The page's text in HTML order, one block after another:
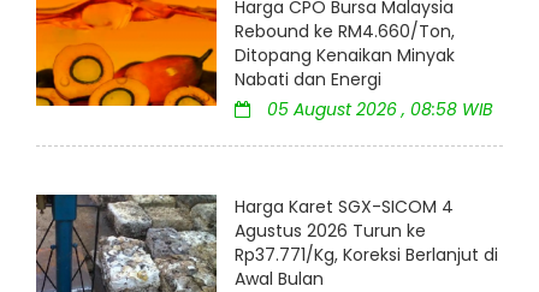
Harga CPO Bursa Malaysia
Rebound ke RM4.660/Ton,
Ditopang Kenaikan Minyak
Nabati dan Energi
05 August 2026 , 08:58 WIB
Harga Karet SGX-SICOM 4
Agustus 2026 Turun ke
Rp37.771/Kg, Koreksi Berlanjut di
Awal Bulan